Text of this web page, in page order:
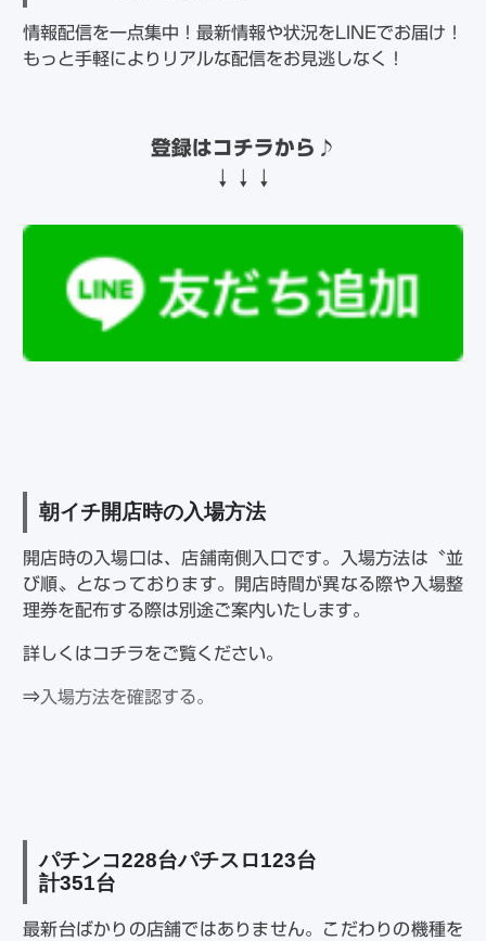
情報配信を一点集中！最新情報や状況をLINEでお届け！
もっと手軽によりリアルな配信をお見逃しなく！
登録はコチラから ♪
↓↓↓
朝イチ開店時の入場方法
開店時の入場口は、店舗南側入口です。入場方法は〝並
び順〟となっております。開店時間が異なる際や入場整
理券を配布する際は別途ご案内いたします。
詳しくはコチラをご覧ください。
⇒入場方法を確認する。
パチンコ228台パチスロ123台
計351台
最新台ばかりの店舗ではありません。こだわりの機種を